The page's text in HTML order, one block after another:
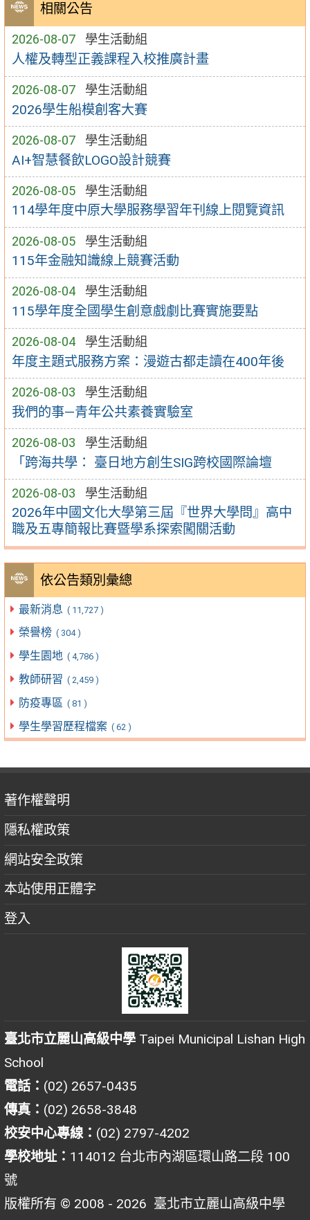
相關公告
2026-08-07 學生活動組
人權及轉型正義課程入校推廣計畫
2026-08-07 學生活動組
2026學生船模創客大賽
2026-08-07 學生活動組
AI+智慧餐飲LOGO設計競賽
2026-08-05 學生活動組
114學年度中原大學服務學習年刊線上閱覽資訊
2026-08-05 學生活動組
115年金融知識線上競賽活動
2026-08-04 學生活動組
115學年度全國學生創意戲劇比賽實施要點
2026-08-04 學生活動組
年度主題式服務方案：漫遊古都走讀在400年後
2026-08-03 學生活動組
我們的事—青年公共素養實驗室
2026-08-03 學生活動組
「跨海共學： 臺日地方創生SIG跨校國際論壇
2026-08-03 學生活動組
2026年中國文化大學第三屆『世界大學問』高中
職及五專簡報比賽暨學系探索闖關活動
依公告類別彙總
最新消息 ( 11,727 )
榮譽榜 ( 304 )
學生園地 ( 4,786 )
教師研習 ( 2,459 )
防疫專區 ( 81 )
學生學習歷程檔案 ( 62 )
著作權聲明
隱私權政策
網站安全政策
本站使用正體字
登入
臺北市立麗山高級中學 Taipei Municipal Lishan High
School
電話： (02) 2657-0435
傳真： (02) 2658-3848
校安中心專線： (02) 2797-4202
學校地址： 114012 台北市內湖區環山路二段 100
號
版權所有 © 2008 - 2026 臺北市立麗山高級中學